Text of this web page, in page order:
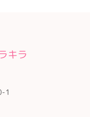
キラ
1